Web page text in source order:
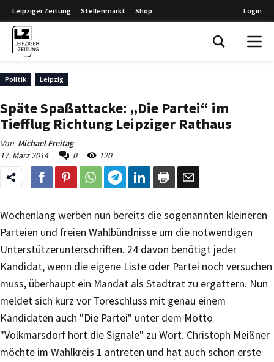
Leipziger Zeitung Stellenmarkt Shop Login
Politik Leipzig
Späte Spaßattacke: „Die Partei“ im
Tiefflug Richtung Leipziger Rathaus
Von Michael Freitag
17. März 2014
0 120
Wochenlang werben nun bereits die sogenannten kleineren
Parteien und freien Wahlbündnisse um die notwendigen
Unterstützerunterschriften. 24 davon benötigt jeder
Kandidat, wenn die eigene Liste oder Partei noch versuchen
muss, überhaupt ein Mandat als Stadtrat zu ergattern. Nun
meldet sich kurz vor Toreschluss mit genau einem
Kandidaten auch "Die Partei" unter dem Motto
"Volkmarsdorf hört die Signale" zu Wort. Christoph Meißner
möchte im Wahlkreis 1 antreten und hat auch schon erste